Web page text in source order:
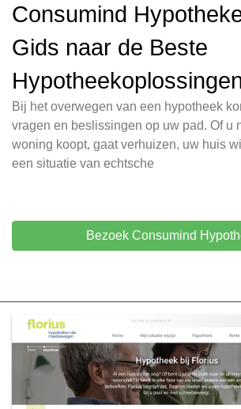
Consumind
Gids naar de Beste
Bij het overwegen van een hypotheek
vragen en beslissingen op uw pad. Of u
woning koopt, gaat verhuizen, uw huis
een situatie van echtsche
Bezoek Consumind